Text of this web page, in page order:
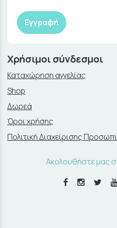
Εγγραφή
Χρήσιμοι σύνδεσμοι
Καταχώρηση αγγελίας
Shop
Δωρεά
Όροι χρήσης
Πολιτική Διαχείρισης
Ακολουθήστε μας